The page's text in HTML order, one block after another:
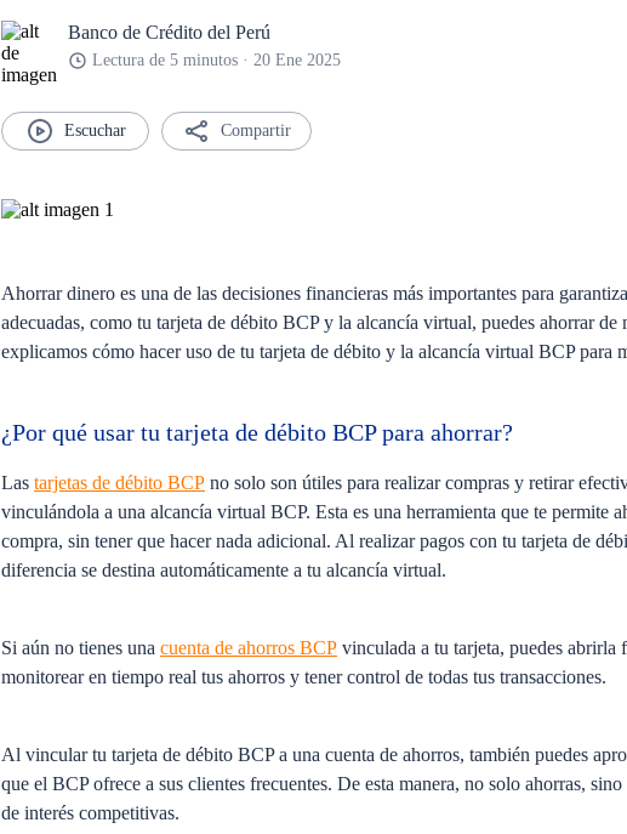
Banco de Crédito del Perú
Lectura de 5 minutos · 20 Ene 2025
Compartir
Ahorrar dinero es una de las decisiones financieras más importantes para
adecuadas, como tu tarjeta de débito BCP y la alcancía virtual, puedes ahorrar
explicamos cómo hacer uso de tu tarjeta de débito y la alcancía virtual BCP para
¿Por qué usar tu tarjeta de débito BCP para ahorrar?
Las tarjetas de débito BCP no solo son útiles para realizar compras y retirar
vinculándola a una alcancía virtual BCP. Esta es una herramienta que te permite
compra, sin tener que hacer nada adicional. Al realizar pagos con tu tarjeta de
diferencia se destina automáticamente a tu alcancía virtual.
Si aún no tienes una cuenta de ahorros BCP vinculada a tu tarjeta, puedes
monitorear en tiempo real tus ahorros y tener control de todas tus transacciones.
Al vincular tu tarjeta de débito BCP a una cuenta de ahorros, también puedes
que el BCP ofrece a sus clientes frecuentes. De esta manera, no solo ahorras,
de interés competitivas.